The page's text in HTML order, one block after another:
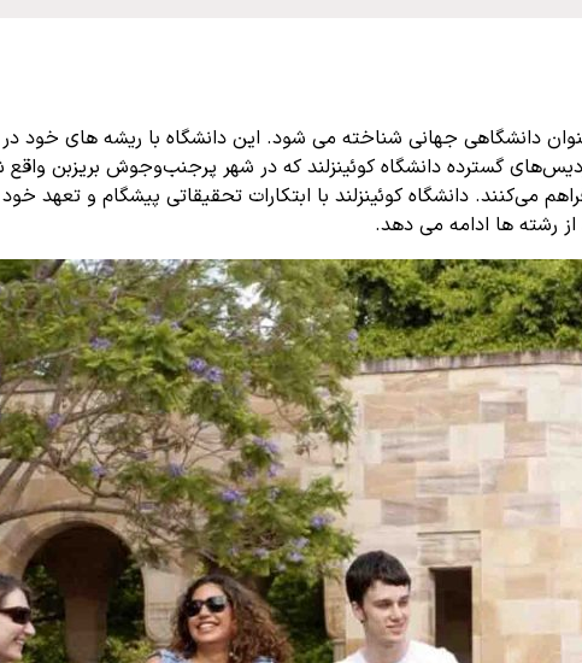
گسترده دانشگاه کوئینزلند که در شهر پرجنب‌وجوش بریزبن
دانشگاه کوئینزلند با ابتکارات تحقیقاتی پیشگام و تعهد
رشته ها ادامه می دهد.